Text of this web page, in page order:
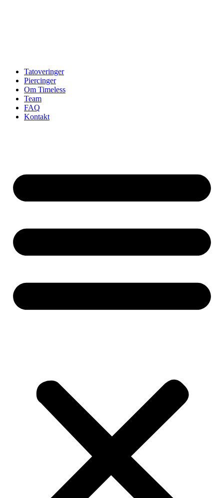
Tatoveringer
Piercinger
Om Timeless
Team
FAQ
Kontakt